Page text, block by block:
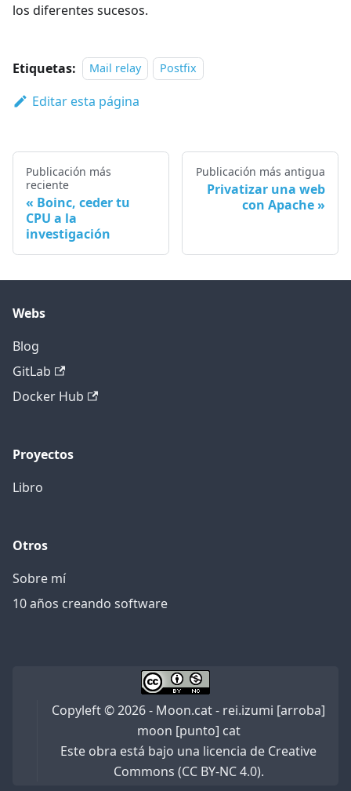
los diferentes sucesos.
Etiquetas: Mail relay Postfix
Editar esta página
Publicación más
reciente
Boinc, ceder tu
CPU a la
investigación
Publicación más antigua
Privatizar una web
con Apache
Webs
Blog
GitLab
Docker Hub
Proyectos
Libro
Otros
Sobre mí
10 años creando software
Copyleft © 2026 - Moon.cat - rei.izumi [arroba]
moon [punto] cat
Este obra está bajo una licencia de Creative
Commons (CC BY-NC 4.0).